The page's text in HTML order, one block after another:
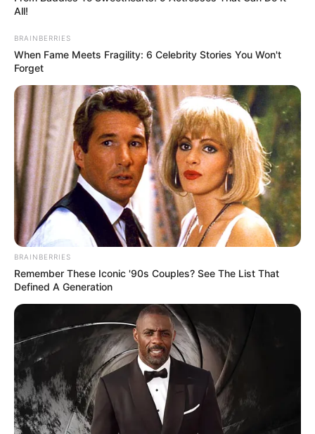
All!
BRAINBERRIES
When Fame Meets Fragility: 6 Celebrity Stories You Won't
Forget
BRAINBERRIES
Remember These Iconic '90s Couples? See The List That
Defined A Generation